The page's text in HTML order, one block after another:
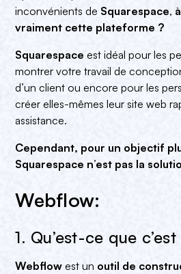
inconvénients de Squarespace,
vraiment cette plateforme ?
Squarespace est idéal pour les
montrer votre travail de
d’un client ou encore pour les
créer elles-mêmes leur site web
assistance.
Cependant, pour un objectif
Squarespace n’est pas la
Webflow:
1. Qu’est-ce que c’est
Webflow est un outil de